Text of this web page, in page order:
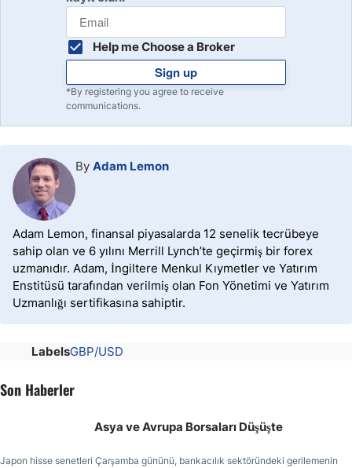
Help me Choose a Broker
Sign up
*By registering you agree to receive
communications.
By Adam Lemon
Adam Lemon, finansal piyasalarda 12 senelik tecrübeye
sahip olan ve 6 yılını Merrill Lynch’te geçirmiş bir forex
uzmanıdır. Adam, İngiltere Menkul Kıymetler ve Yatırım
Enstitüsü tarafından verilmiş olan Fon Yönetimi ve Yatırım
Uzmanlığı sertifikasına sahiptir.
LabelsGBP/USD
Son Haberler
Asya ve Avrupa Borsaları Düşüşte
Japon hisse senetleri Çarşamba gününü, bankacılık sektöründeki gerilemenin